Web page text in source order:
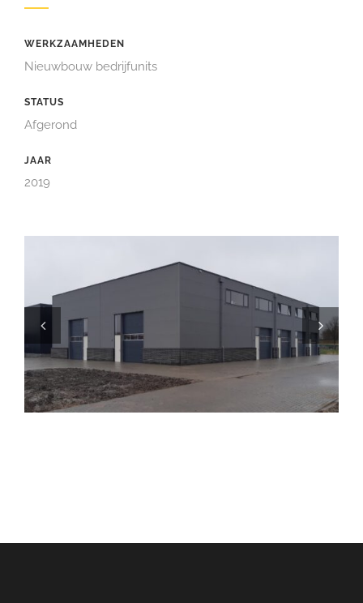
WERKZAAMHEDEN
Nieuwbouw bedrijfunits
STATUS
Afgerond
JAAR
2019